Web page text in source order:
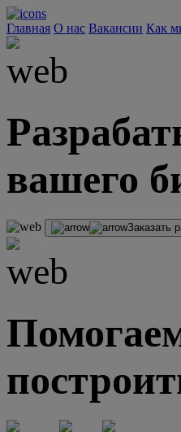
Главная О нас Вакансии Как
вашего
Заказать